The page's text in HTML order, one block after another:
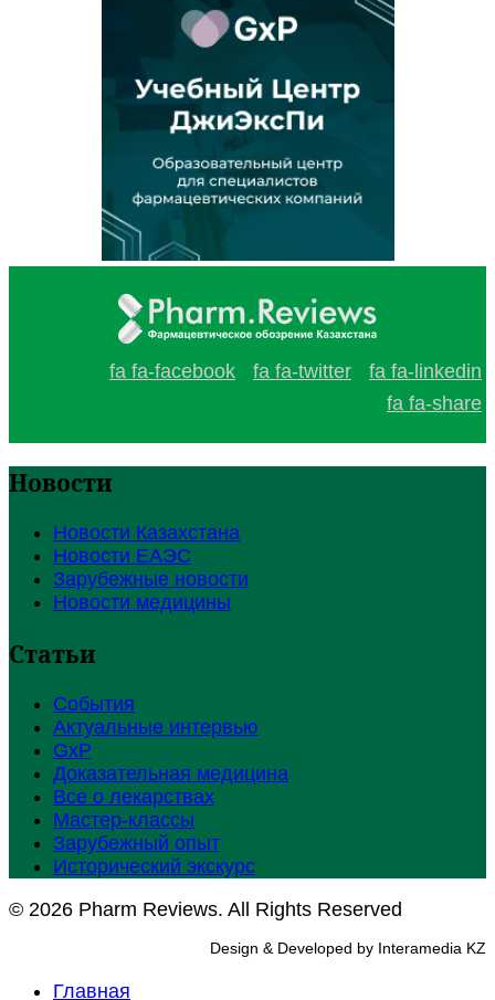
fa fa-facebook fa fa-twitter
fa fa-linkedin
fa fa-share
Новости
Новости Казахстана
Новости ЕАЭС
Зарубежные новости
Новости медицины
Статьи
События
Актуальные интервью
GxP
Доказательная медицина
Все о лекарствах
Мастер-классы
Зарубежный опыт
Исторический экскурс
© 2026 Pharm Reviews. All Rights Reserved
Design & Developed by Interamedia KZ
Главная